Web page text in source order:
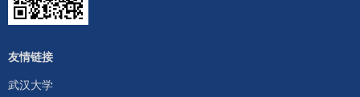
友情链接
武汉大学